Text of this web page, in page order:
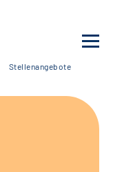
Stellenangebote